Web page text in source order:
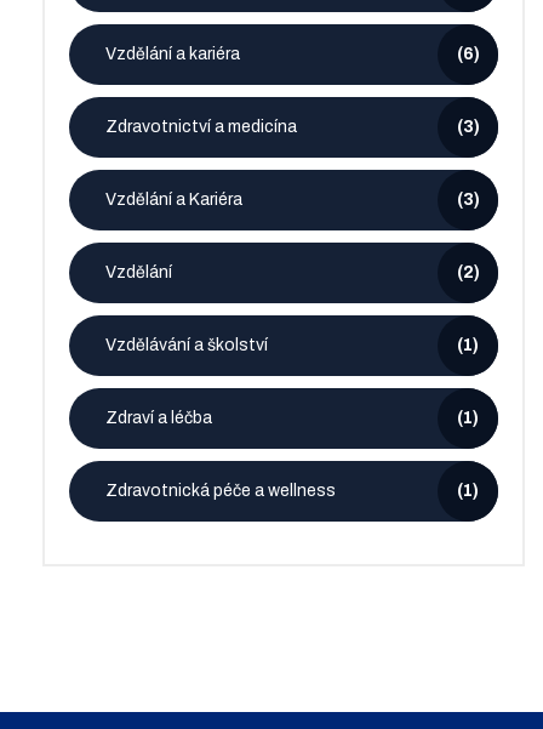
Vzdělání a kariéra (6)
Zdravotnictví a medicína (3)
Vzdělání a Kariéra (3)
Vzdělání (2)
Vzdělávání a školství (1)
Zdraví a léčba (1)
Zdravotnická péče a wellness (1)